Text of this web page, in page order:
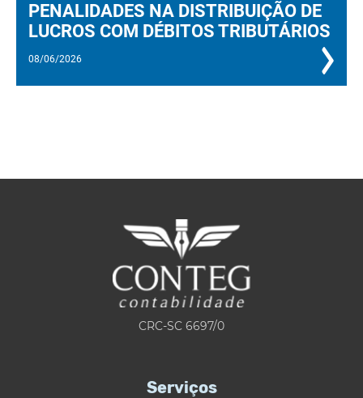
PENALIDADES NA DISTRIBUIÇÃO DE
LUCROS COM DÉBITOS TRIBUTÁRIOS
08/06/2026
CRC-SC 6697/0
Serviços